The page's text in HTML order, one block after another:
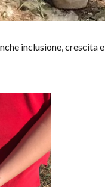
inclusione, crescita